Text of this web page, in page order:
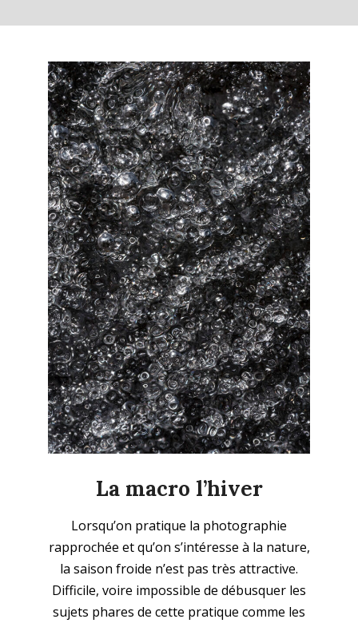
La macro l’hiver
15
Lorsqu’on pratique la photographie
rapprochée et qu’on s’intéresse à la nature,
la saison froide n’est pas très attractive.
Difficile, voire impossible de débusquer les
sujets phares de cette pratique comme les